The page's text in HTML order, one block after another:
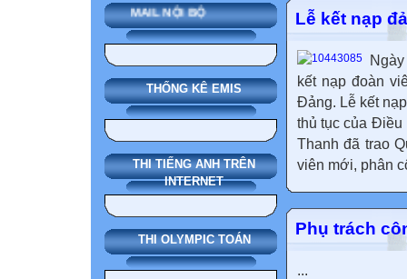
MAIL NỘI BỘ
THỐNG KÊ EMIS
THI TIẾNG ANH TRÊN
INTERNET
THI OLYMPIC TOÁN
Lễ kết nạp
kết nạp đoàn
Đảng. Lễ kết
thủ tục của Điều
Thanh đã trao
viên mới, phân
Phụ trách
...